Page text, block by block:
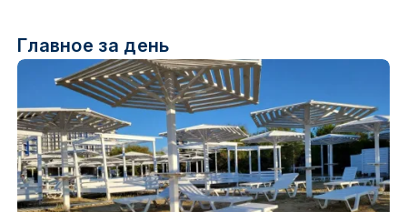
Главное за день